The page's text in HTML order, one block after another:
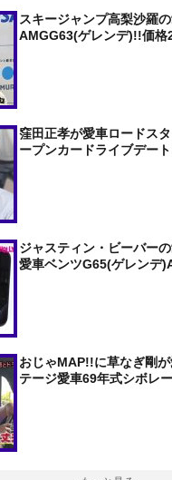
スキージャンプ高梨沙羅
AMGG63(ゲレンデ)!!価格
窪田正孝が愛車ロードス
ープンカードライブデー
ジャスティン・ビーバー
愛車ベンツG65(ゲレンデ
おじゃMAP!!に草なぎ剛
テージ愛車69年式シボレ